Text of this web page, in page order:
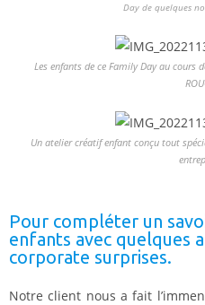
Day de quelques
Les enfants de ce Family Day au cours
Un atelier créatif enfant conçu tout
Pour compléter un
enfants avec quelques
corporate surprises.
Notre client nous a fait